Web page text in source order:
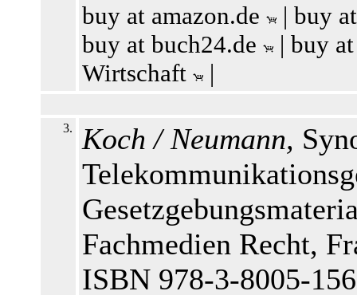
buy at amazon.de | buy
buy at buch24.de
| buy
Wirtschaft
|
3.
Koch / Neumann,
Fachmedien Recht,
ISBN 978-3-8005-